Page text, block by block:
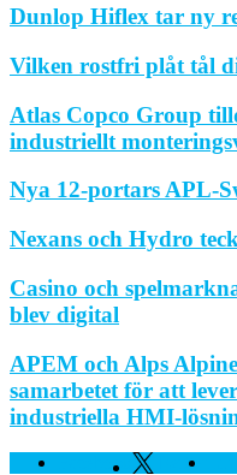
Dunlop Hiflex tar ny
Vilken rostfri plåt tål
Atlas Copco Group
industriellt
Nya 12-portars APL-
Nexans och Hydro
Casino och
blev digital
APEM och Alps
samarbetet för att
industriella HMI-
Facebook Twitter